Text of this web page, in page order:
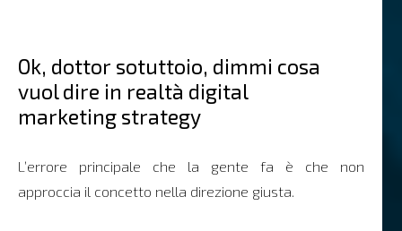
Ok, dottor sotuttoio, dimmi cosa
vuol dire in realtà digital
marketing strategy
L’errore principale che la gente fa è che non
approccia il concetto nella direzione giusta.